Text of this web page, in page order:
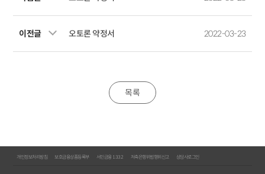
이전글 오토론 약정서 2022-03-23
목록
개인정보처리방침 보호금융상품등록부 서민금융 1332 저축은행위법행위신고 상담사로그인